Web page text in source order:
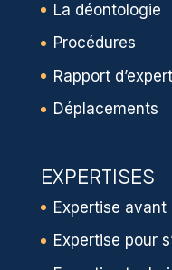
L’expert
Le cabinet
La déontologie
Procédures
Déplacements
EXPERTISES